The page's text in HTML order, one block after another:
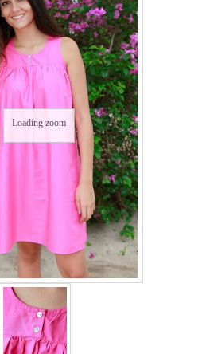
Loading zoom